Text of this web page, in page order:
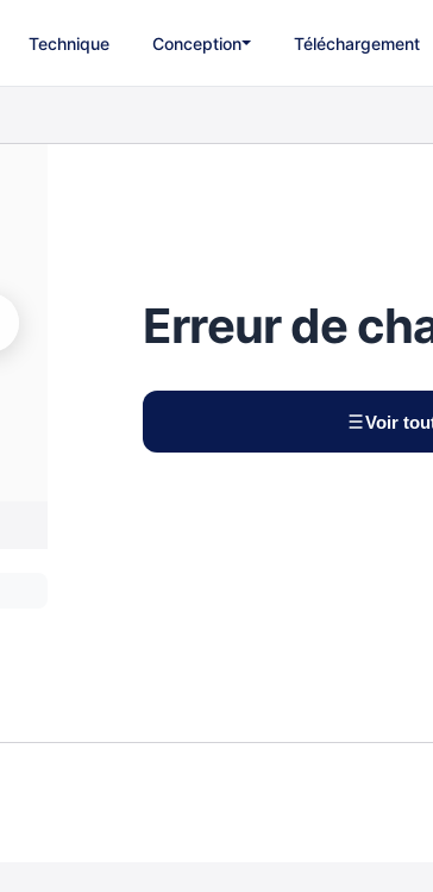
Technique Conception Téléchargement
Erreur de
Voir